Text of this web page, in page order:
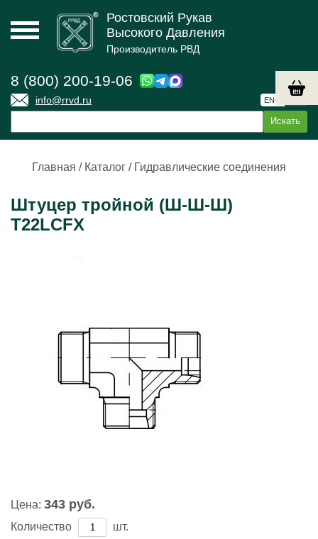
Ростовский Рукав
Высокого Давления
Производитель РВД
8 (800) 200-19-06
info@rrvd.ru ENG
Главная / Каталог / Гидравлические соединения
Штуцер тройной (Ш-Ш-Ш)
T22LCFX
Цена: 343 руб.
Количество шт.